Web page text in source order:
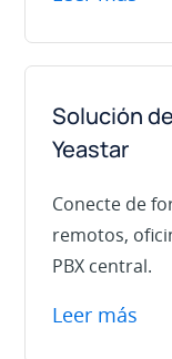
Solución
Yeastar
Conecte de
remotos,
PBX central.
Leer más